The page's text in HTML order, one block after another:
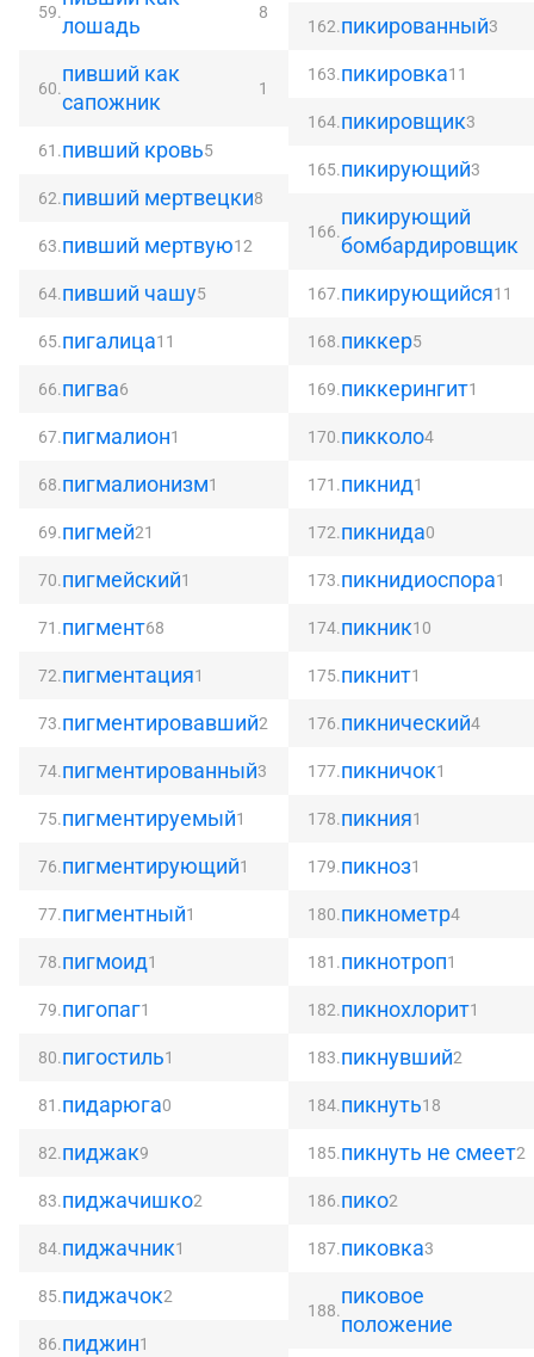
59.
лошадь
8
60.
пивший как
сапожник
1
61.пивший кровь5
62.пивший мертвецки8
63.пивший мертвую12
64.пивший чашу5
65.пигалица11
66.пигва6
67.пигмалион1
68.пигмалионизм1
69.пигмей21
70.пигмейский1
71.пигмент68
72.пигментация1
73.пигментировавший2
74.пигментированный3
75.пигментируемый1
76.пигментирующий1
77.пигментный1
78.пигмоид1
79.пигопаг1
80.пигостиль1
81.пидарюга0
82.пиджак9
83.пиджачишко2
84.пиджачник1
85.пиджачок2
86.пиджин1
162.пикированный3
163.пикировка11
164.пикировщик3
165.пикирующий3
166.
пикирующий
бомбардировщик
167.пикирующийся11
168.пиккер5
169.пиккерингит1
170.пикколо4
171.пикнид1
172.пикнида0
173.пикнидиоспора1
174.пикник10
175.пикнит1
176.пикнический4
177.пикничок1
178.пикния1
179.пикноз1
180.пикнометр4
181.пикнотроп1
182.пикнохлорит1
183.пикнувший2
184.пикнуть18
185.пикнуть не смеет2
186.пико2
187.пиковка3
188.
пиковое
положение